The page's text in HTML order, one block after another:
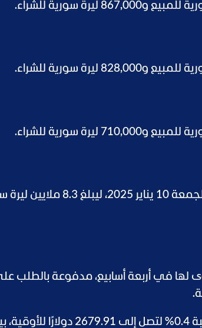
ارتفع سعر الجنيه الذهب في سوريا، خلال تعاملات اليوم الجمعة 10 يناير
لها في أربعة أسابيع، مدفوعة بالطلب
وسجلت أسعار الذهب في المعاملات الفورية ارتفاعًا بنسبة 0.4% لتصل إلى 2679.91